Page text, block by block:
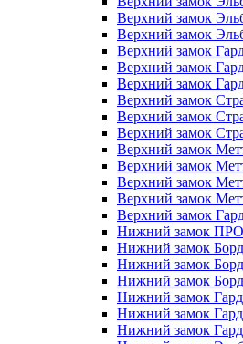
Верхний замок
Верхний замок
Верхний замок
Верхний замок
Верхний замок
Верхний замок
Верхний замок
Верхний замок
Верхний замок
Верхний замок
Верхний замок
Верхний замок
Верхний замок
Нижний замок
Нижний замок
Нижний замок
Нижний замок
Нижний замок
Нижний замок
Нижний замок